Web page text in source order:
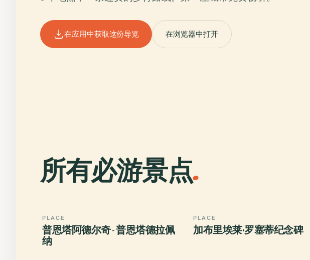
在应用中获取这份导览 在浏览器中打开
所有必游景点.
PLACE
普恩塔阿德尔奇 - 普恩塔德拉佩
纳
PLACE
加布里埃莱·罗塞蒂纪念碑